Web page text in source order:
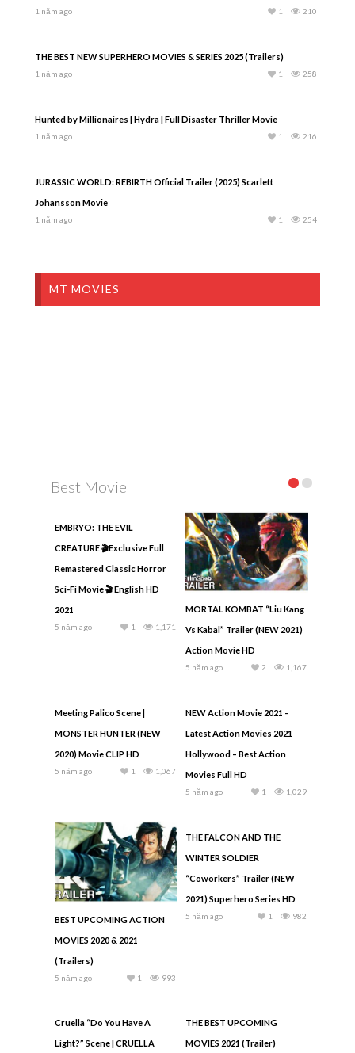
1 năm ago 210
1
THE BEST NEW SUPERHERO MOVIES & SERIES 2025 (Trailers)
1 năm ago 258
1
Hunted by Millionaires | Hydra | Full Disaster Thriller Movie
1 năm ago 216
1
JURASSIC WORLD: REBIRTH Official Trailer (2025) Scarlett
Johansson Movie
1 năm ago 254
1
MT MOVIES
Best Movie
EMBRYO: THE EVIL
CREATURE 🎬Exclusive Full
Remastered Classic Horror
Sci-Fi Movie 🎬 English HD
2021
5 năm ago 1,171
1
MORTAL KOMBAT “Liu Kang
Vs Kabal” Trailer (NEW 2021)
Action Movie HD
5 năm ago 1,167
2
Meeting Palico Scene |
MONSTER HUNTER (NEW
2020) Movie CLIP HD
5 năm ago 1,067
1
NEW Action Movie 2021 –
Latest Action Movies 2021
Hollywood – Best Action
Movies Full HD
5 năm ago 1,029
1
BEST UPCOMING ACTION
MOVIES 2020 & 2021
(Trailers)
5 năm ago 993
1
THE FALCON AND THE
WINTER SOLDIER
“Coworkers” Trailer (NEW
2021) Superhero Series HD
5 năm ago 982
1
Cruella “Do You Have A
Light?” Scene | CRUELLA
THE BEST UPCOMING
MOVIES 2021 (Trailer)